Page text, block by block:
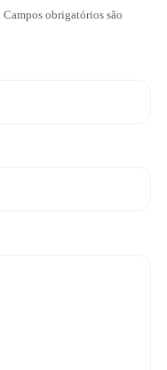
Campos obrigatórios são